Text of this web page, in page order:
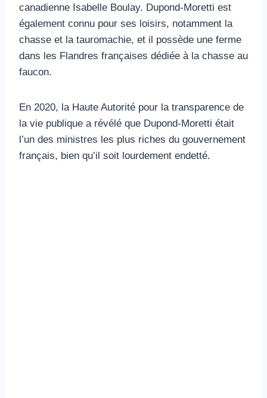
canadienne Isabelle Boulay. Dupond-Moretti est
également connu pour ses loisirs, notamment la
chasse et la tauromachie, et il possède une ferme
dans les Flandres françaises dédiée à la chasse au
faucon.
En 2020, la Haute Autorité pour la transparence de
la vie publique a révélé que Dupond-Moretti était
l’un des ministres les plus riches du gouvernement
français, bien qu’il soit lourdement endetté.